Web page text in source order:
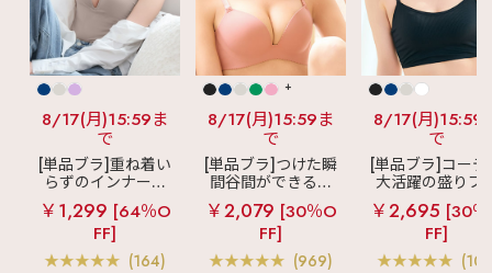
8/17(月)15:59ま
で
[単品ブラ]重ね着い
らずのインナーブ
ラ
リッチバスト
ブラトップ (ワイヤ
ー入り)
￥1,299 [64％O
FF]
(164)
+
8/17(月)15:59ま
で
[単品ブラ]つけた瞬
間谷間ができるシ
ームレスブラ
超
盛ブラ(R) シームレ
ス 単品ブラジャー
￥2,079 [30％O
FF]
(969)
8/17(月)15:59
で
[単品ブラ]コーデ
大活躍の盛りブ
ショートレン
ス ブラトップ 超
ブラ(R) 単品ブ
ャー
￥2,695 [30
FF]